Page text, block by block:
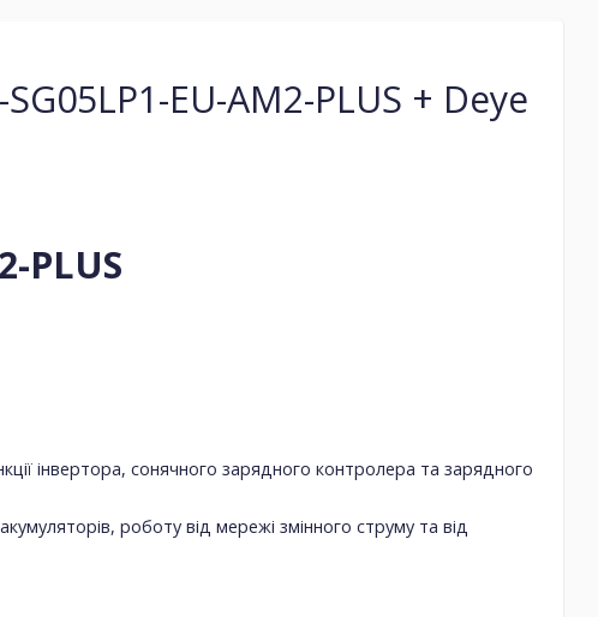
EU-AM2-PLUS + Deye
PLUS
інвертора, сонячного зарядного контролера та зарядного
роботу від мережі змінного струму та від